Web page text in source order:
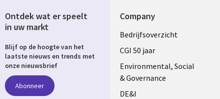
Company
Useful
links
NETHERLANDS
Bedrijfsoverzicht
CGI 50 jaar
Environmental, Social
& Governance
DE&I
Ontdek wat er speelt
in uw markt
Blijf op de hoogte van het
laatste nieuws en trends met
onze nieuwsbrief
Abonneer